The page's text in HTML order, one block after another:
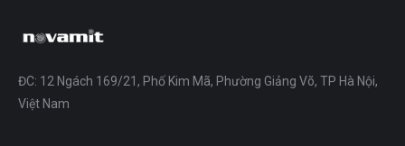
ĐC: 12 Ngách 169/21, Phố Kim Mã, Phường Giảng Võ, TP Hà Nội,
Việt Nam